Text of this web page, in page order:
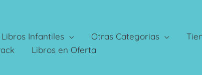
Libros Infantiles Otras Categorias
Libros en Oferta